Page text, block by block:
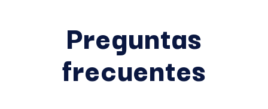
Preguntas
frecuentes